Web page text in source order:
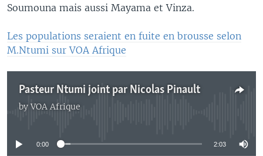
Soumouna mais aussi Mayama et Vinza.
Les populations seraient en fuite en brousse selon
M.Ntumi sur VOA Afrique
Pasteur Ntumi joint par Nicolas Pinault
byVOA Afrique
No media source currently available
0:00 2:03